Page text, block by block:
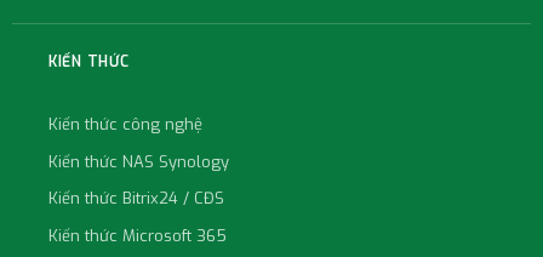
KIẾN THỨC
Kiến thức công nghệ
Kiến thức NAS Synology
Kiến thức Bitrix24 / CĐS
Kiến thức Microsoft 365